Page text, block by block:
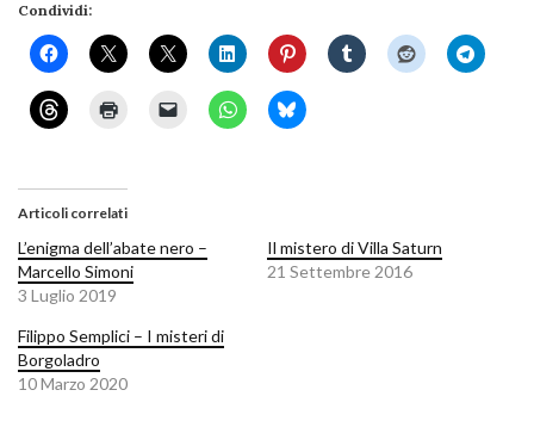
Condividi:
Articoli correlati
L’enigma dell’abate nero –
Marcello Simoni
3 Luglio 2019
Il mistero di Villa Saturn
21 Settembre 2016
Filippo Semplici – I misteri di
Borgoladro
10 Marzo 2020